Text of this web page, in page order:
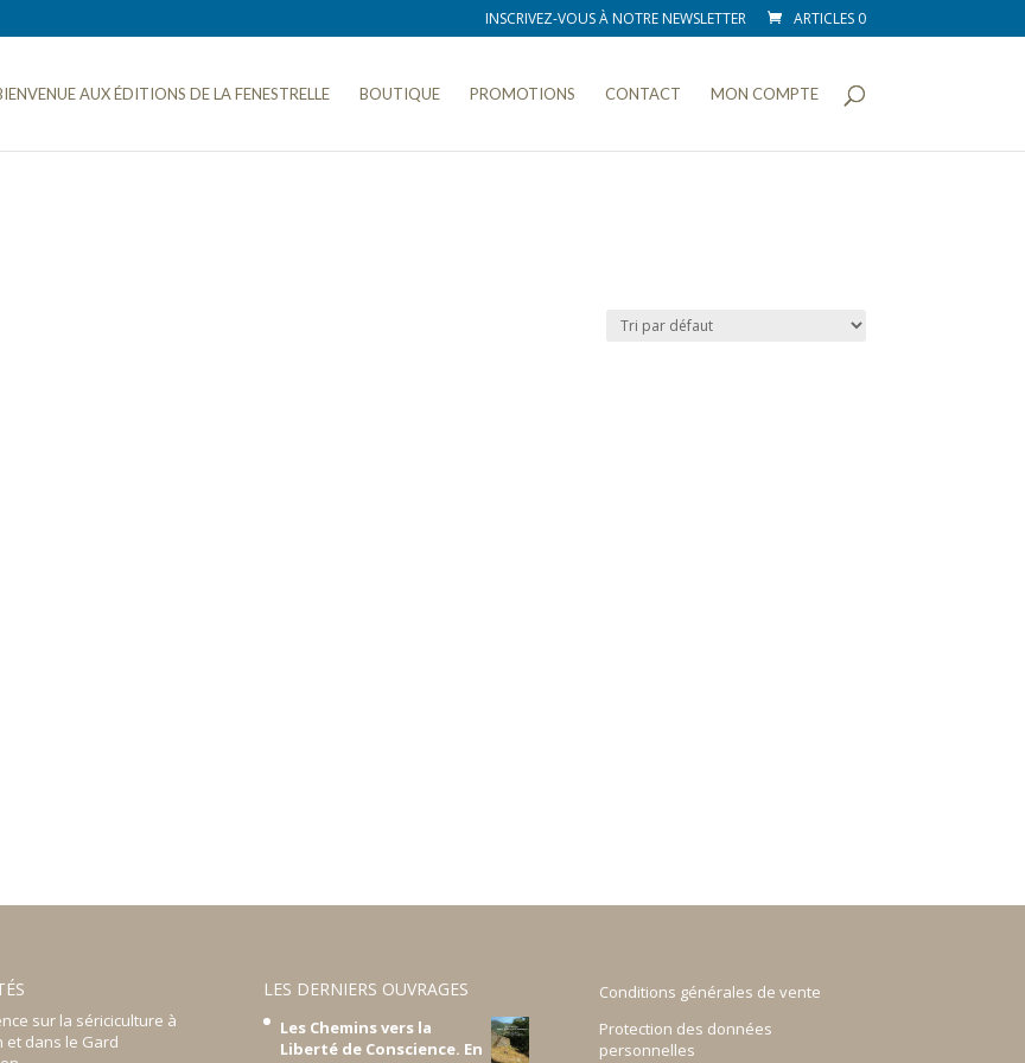
INSCRIVEZ-VOUS À NOTRE NEWSLETTER ARTICLES 0
AUX ÉDITIONS DE LA FENESTRELLE BOUTIQUE PROMOTIONS CONTACT MON COMPTE
sur la sériciculture à
et dans le Gard
LES DERNIERS OUVRAGES
Les Chemins vers la
Liberté de Conscience. En
Conditions générales de vente
Protection des données
personnelles